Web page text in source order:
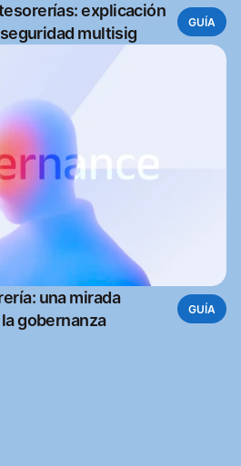
explicación
multisig
GUÍA
una mirada
gobernanza
GUÍA